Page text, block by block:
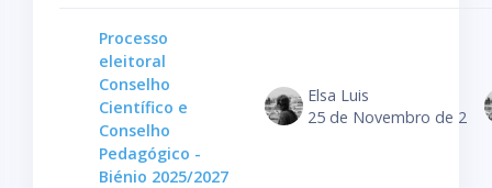
Processo
eleitoral
Conselho
Científico e
Conselho
Pedagógico -
Biénio 2025/2027
Elsa Luis
25 de Novembro de 2024